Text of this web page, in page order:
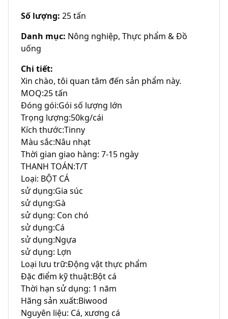
Số lượng: 25 tấn
Danh mục: Nông nghiệp, Thực phẩm & Đồ
uống
Chi tiết:
Xin chào, tôi quan tâm đến sản phẩm này.
MOQ:25 tấn
Đóng gói:Gói số lượng lớn
Trọng lượng:50kg/cái
Kích thước:Tinny
Màu sắc:Nâu nhạt
Thời gian giao hàng: 7-15 ngày
THANH TOÁN:T/T
Loại: BỘT CÁ
sử dụng:Gia súc
sử dụng:Gà
sử dụng: Con chó
sử dụng:Cá
sử dụng:Ngựa
sử dụng: Lợn
Loại lưu trữ:Động vật thực phẩm
Đặc điểm kỹ thuật:Bột cá
Thời hạn sử dụng: 1 năm
Hãng sản xuất:Biwood
Nguyên liệu: Cá, xương cá